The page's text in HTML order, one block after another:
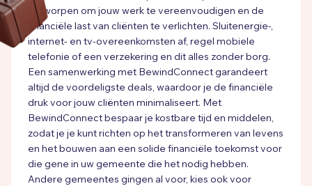
ontworpen om jouw werk te vereenvoudigen en de
financiële last van cliënten te verlichten. Sluitenergie-,
internet- en tv-overeenkomsten af, regel mobiele
telefonie of een verzekering en dit alles zonder borg.
Een samenwerking met BewindConnect garandeert
altijd de voordeligste deals, waardoor je de financiële
druk voor jouw cliënten minimaliseert. Met
BewindConnect bespaar je kostbare tijd en middelen,
zodat je je kunt richten op het transformeren van levens
en het bouwen aan een solide financiële toekomst voor
die gene in uw gemeente die het nodig hebben.
Andere gemeentes gingen al voor, kies ook voor